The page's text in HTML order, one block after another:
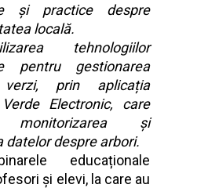
și practice despre
locală.
tehnologiilor
pentru gestionarea
verzi, prin aplicația
Electronic, care
monitorizarea și
datelor despre arbori.
educaționale
și elevi, la care au